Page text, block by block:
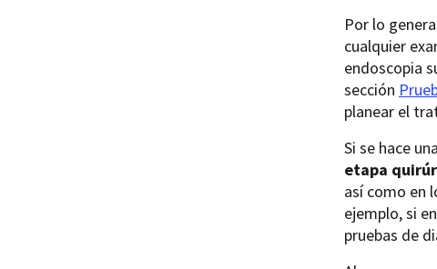
Por lo
cualquier
endoscopia
sección
planear el
Si se hace
etapa
así como en
ejemplo, si
pruebas de